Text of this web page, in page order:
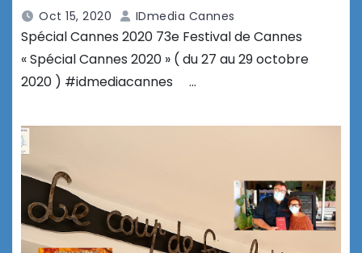
Oct 15, 2020 IDmedia Cannes
Spécial Cannes 2020 73e Festival de Cannes
« Spécial Cannes 2020 » ( du 27 au 29 octobre
2020 ) #idmediacannes …